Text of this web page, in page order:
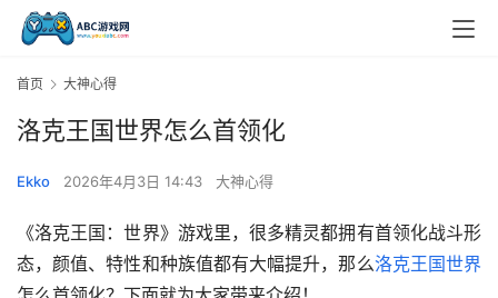
首页 大神心得
洛克王国世界怎么首领化
Ekko 2026年4月3日 14:43 大神心得
《洛克王国：世界》游戏里，很多精灵都拥有首领化战斗形
态，颜值、特性和种族值都有大幅提升，那么洛克王国世界